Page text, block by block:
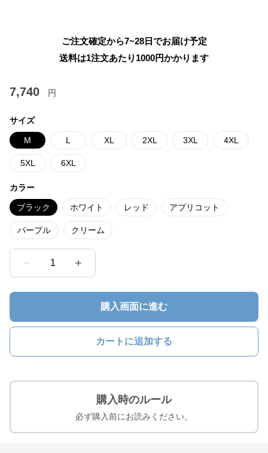
ご注文確定から7~28日でお届け予定
送料は1注文あたり 1000円かかります
7,740 円
サイズ
M L XL 2XL 3XL 4XL
5XL 6XL
カラー
ブラック ホワイト レッド アプリコット
パープル クリーム
1
購入画面に進む
カートに追加する
購入時のルール
必ず購入前にお読みください。